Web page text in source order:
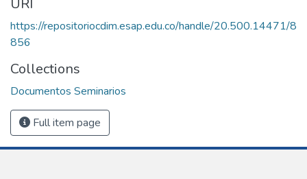
https://repositoriocdim.esap.edu.co/handle/20.500.14471/8
856
Collections
Documentos Seminarios
Full item page